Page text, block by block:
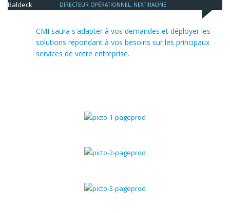
DIRECTEUR OPÉRATIONNEL, NEXTIRAONE
CMI saura s'adapter à vos demandes et déployer les
solutions répondant à vos besoins sur les principaux
services de votre entreprise.